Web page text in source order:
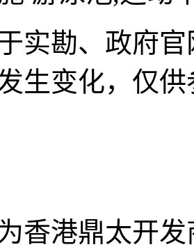
实勘、政府
生变化，仅
香港鼎太开